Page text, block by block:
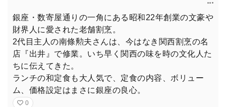
銀座・数寄屋通りの一角にある昭和22年創業の文豪や
財界人に愛された老舗割烹。
2代目主人の南條勲夫さんは、今はなき関西割烹の名
店『出井』で修業。いち早く関西の味を時の文化人た
ちに伝えてきた。
ランチの和定食も大人気で、定食の内容、ボリュー
ム、価格設定はまさに銀座の良心。
0